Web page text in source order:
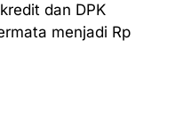
dan DPK
menjadi Rp